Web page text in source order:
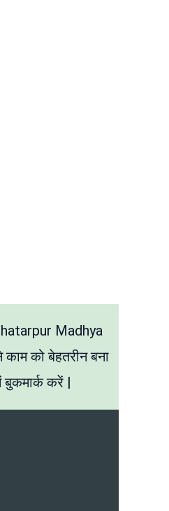
Madhya
को बेहतरीन बना
करें |